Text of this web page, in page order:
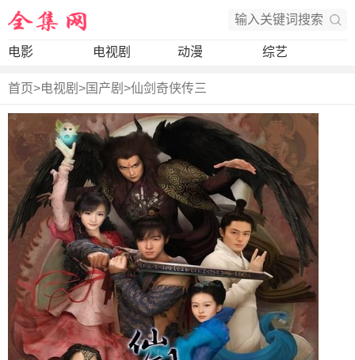
电影 电视剧 动漫 综艺
首页>电视剧 >国产剧 >仙剑奇侠传三